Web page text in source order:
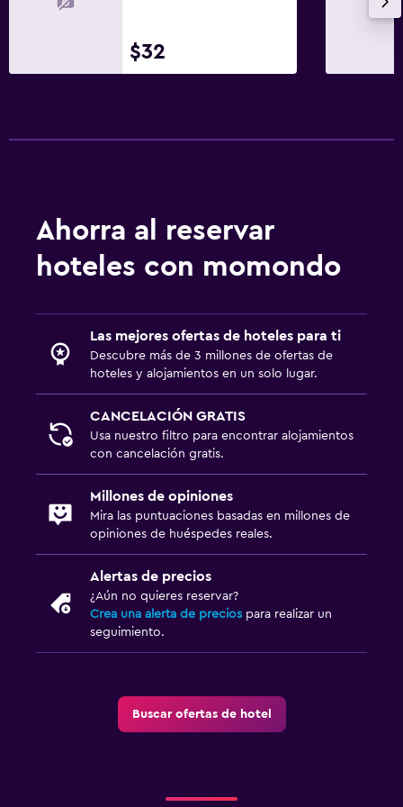
$32
Ahorra al reservar
hoteles con momondo
Las mejores ofertas de hoteles para ti
Descubre más de 3 millones de ofertas de
hoteles y alojamientos en un solo lugar.
CANCELACIÓN GRATIS
Usa nuestro filtro para encontrar alojamientos
con cancelación gratis.
Millones de opiniones
Mira las puntuaciones basadas en millones de
opiniones de huéspedes reales.
Alertas de precios
¿Aún no quieres reservar?
Crea una alerta de precios para realizar un
seguimiento.
Buscar ofertas de hotel